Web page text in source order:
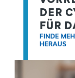
DER
FÜR
FINDE
HERAUS